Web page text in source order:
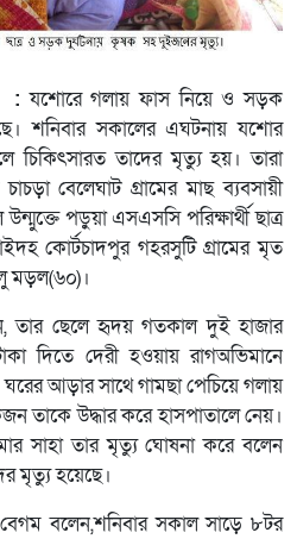
: যশোরে গলায় ফাস নিয়ে ও সড়ক
শনিবার সকালের এঘটনায় যশোর
চিকিৎসারত তাদের মৃত্যু হয়। তারা
বেলেঘাট গ্রামের মাছ ব্যবসায়ী
পড়ুয়া এসএসসি পরিক্ষার্থী ছাত্র
কোর্টচাদপুর গহরসুটি গ্রামের মৃত
মড়ল(৬০)।
তার ছেলে হৃদয় গতকাল দুই হাজার
দিতে দেরী হওয়ায় রাগঅভিমানে
আড়ার সাথে গামছা পেচিয়ে গলায়
তাকে উদ্ধার করে হাসপাতালে নেয়।
সাহা তার মৃত্যু ঘোষনা করে বলেন
মৃত্যু হয়েছে।
বলেন,শনিবার সকাল সাড়ে ৮টর